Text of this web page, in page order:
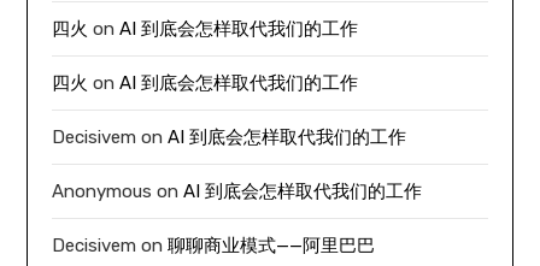
四火 onAI 到底会怎样取代我们的工作
四火 onAI 到底会怎样取代我们的工作
Decisivem onAI 到底会怎样取代我们的工作
Anonymous onAI 到底会怎样取代我们的工作
Decisivem on聊聊商业模式——阿里巴巴